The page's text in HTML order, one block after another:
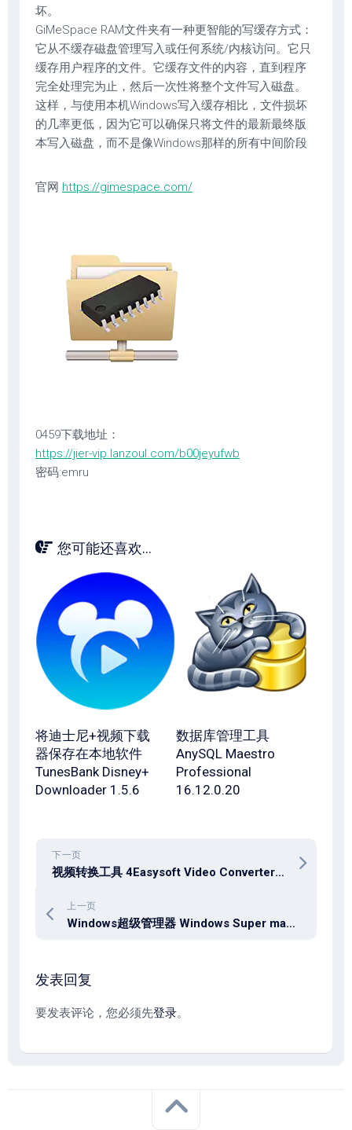
坏。
GiMeSpace RAM文件夹有一种更智能的写缓存方式：
它从不缓存磁盘管理写入或任何系统/内核访问。它只
缓存用户程序的文件。它缓存文件的内容，直到程序
完全处理完为止，然后一次性将整个文件写入磁盘。
这样，与使用本机Windows写入缓存相比，文件损坏
的几率更低，因为它可以确保只将文件的最新最终版
本写入磁盘，而不是像Windows那样的所有中间阶段
官网 https://gimespace.com/
0459下载地址：
https://jier-vip.lanzoul.com/b00jeyufwb
密码:emru
您可能还喜欢...
将迪士尼+视频下载
器保存在本地软件
TunesBank Disney+
Downloader 1.5.6
数据库管理工具
AnySQL Maestro
Professional
16.12.0.20
下一页
视频转换工具 4Easysoft Video Converter v1.0.28 for mac 免费版
上一页
Windows超级管理器 Windows Super manager v9.53 单文件版
发表回复
要发表评论，您必须先登录。